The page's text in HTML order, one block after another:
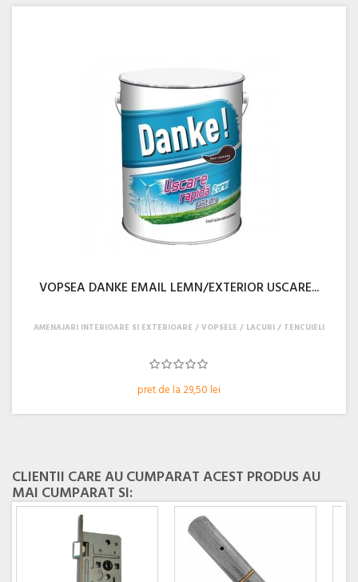
VOPSEA DANKE EMAIL LEMN/EXTERIOR USCARE...
pret de la 29,50 lei
AMENAJARI INTERIOARE SI EXTERIOARE VOPSELE / LACURI / TENCUIELI
CLIENTII CARE AU CUMPARAT ACEST PRODUS AU
MAI CUMPARAT SI: